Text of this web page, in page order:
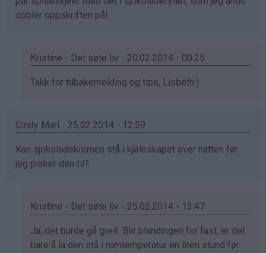
dobler oppskriften på!
Kristine - Det søte liv - 20.02.2014 - 00:25
Som
av
(ikke
bekreftet)
Takk for tilbakemelding og tips, Lisbeth:)
Cindy Mari - 25.02.2014 - 12:59
Kan sjokoladekremen stå i kjøleskapet over natten før
jeg pisker den til?
Kristine - Det søte liv - 25.02.2014 - 13:47
Som
svar
Ja, det burde gå greit. Blir blandingen for fast, er det
bare å la den stå i romtemperatur en liten stund før